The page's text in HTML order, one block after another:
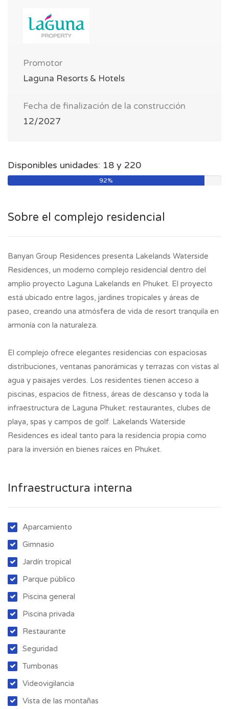
Promotor
Laguna Resorts & Hotels
Fecha de finalización de la construcción
12/2027
Disponibles unidades: 18 y 220
92%
Sobre el complejo residencial
Banyan Group Residences presenta Lakelands Waterside
Residences, un moderno complejo residencial dentro del
amplio proyecto Laguna Lakelands en Phuket. El proyecto
está ubicado entre lagos, jardines tropicales y áreas de
paseo, creando una atmósfera de vida de resort tranquila en
armonía con la naturaleza.
El complejo ofrece elegantes residencias con espaciosas
distribuciones, ventanas panorámicas y terrazas con vistas al
agua y paisajes verdes. Los residentes tienen acceso a
piscinas, espacios de fitness, áreas de descanso y toda la
infraestructura de Laguna Phuket: restaurantes, clubes de
playa, spas y campos de golf. Lakelands Waterside
Residences es ideal tanto para la residencia propia como
para la inversión en bienes raíces en Phuket.
Infraestructura interna
Aparcamiento
Gimnasio
Jardín tropical
Parque público
Piscina general
Piscina privada
Restaurante
Seguridad
Tumbonas
Videovigilancia
Vista de las montañas